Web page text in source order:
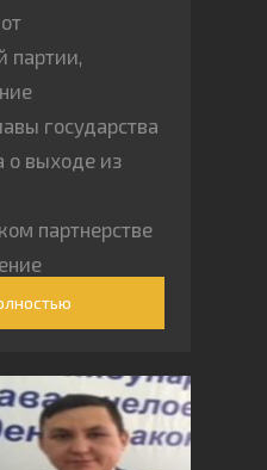
партии,
государства
о выходе из
партнерстве
по вопросам